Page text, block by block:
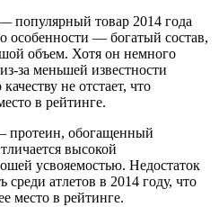
популярный товар 2014 года
особенности — богатый состав,
объем. Хотя он немного
за меньшей известности
не отстает, что
в рейтинге.
протеин, обогащенный
высокой
усвояемостью. Недостаток
атлетов в 2014 году, что
место в рейтинге.